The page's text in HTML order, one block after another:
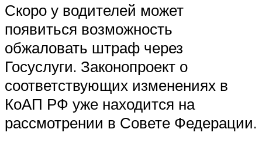
Скоро у водителей может
появиться возможность
обжаловать штраф через
Госуслуги. Законопроект о
соответствующих изменениях в
КоАП РФ уже находится на
рассмотрении в Совете Федерации.